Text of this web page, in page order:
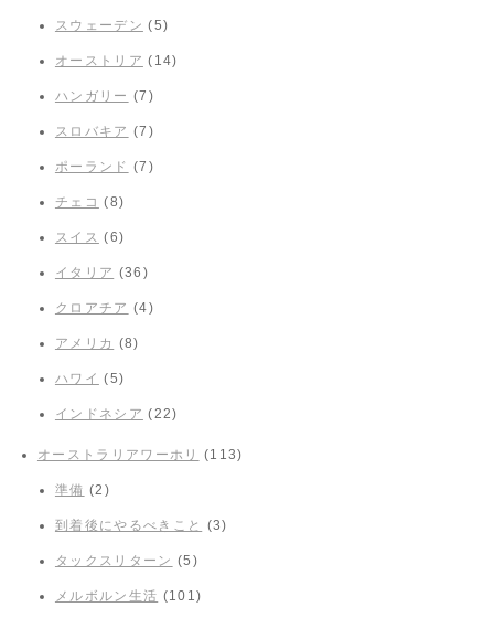
スウェーデン (5)
オーストリア (14)
ハンガリー (7)
スロバキア (7)
ポーランド (7)
チェコ (8)
スイス (6)
イタリア (36)
クロアチア (4)
アメリカ (8)
ハワイ (5)
インドネシア (22)
オーストラリアワーホリ (113)
準備 (2)
到着後にやるべきこと (3)
タックスリターン (5)
メルボルン生活 (101)